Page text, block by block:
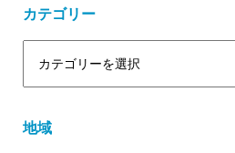
カテゴリー
地域